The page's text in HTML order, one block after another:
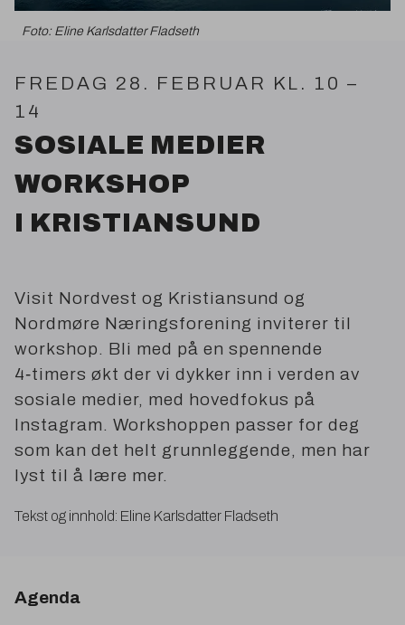
Foto: Eline Karlsdatter Fladseth
FREDAG 28 . FEBRUAR KL . 10 –
14
SOSIALE MEDIER
WORKSHOP
I KRISTIANSUND
Visit Nordvest og Kristiansund og
Nordmøre Næringsforening inviterer til
workshop. Bli med på en spennende
4‑timers økt der vi dykker inn i verden av
sosiale medier, med hovedfokus på
Instagram. Workshoppen passer for deg
som kan det helt grunnleggende, men har
lyst til å lære mer.
Tekst og innhold: Eline Karlsdatter Fladseth
Agenda